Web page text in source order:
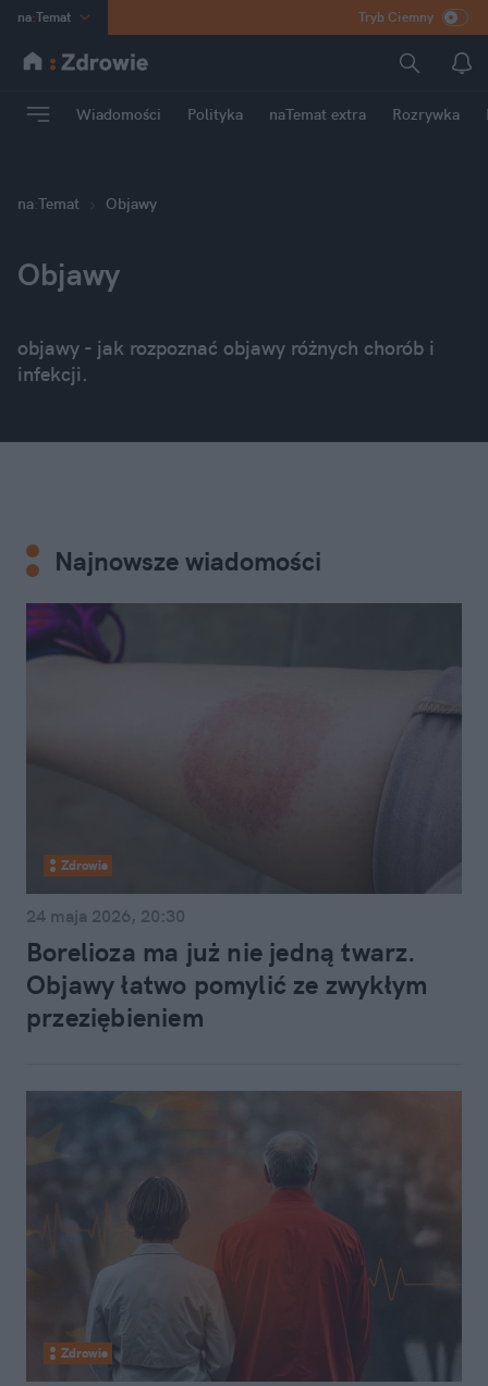
na:Temat
INN Poland
mama
Rozrywka
Tryb Ciemny
Wiadomości Polityka naTemat extra Rozrywka
na:Temat Objawy
Objawy
objawy - jak rozpoznać objawy różnych chorób i
infekcji.
Najnowsze wiadomości
Zdrowie
24 maja 2026, 20:30
Borelioza ma już nie jedną twarz.
Objawy łatwo pomylić ze zwykłym
przeziębieniem
Zdrowie